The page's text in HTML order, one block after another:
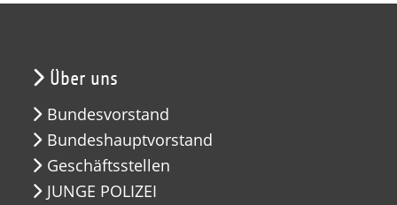
Über uns
Bundesvorstand
Bundeshauptvorstand
Geschäftsstellen
JUNGE POLIZEI